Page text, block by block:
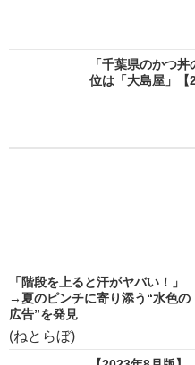
「千葉県のかつ
位は「大島屋」【
「階段を上ると汗がヤバい！」
→夏のピンチに寄り添う“水色の
広告”を発見
(ねとらぼ)